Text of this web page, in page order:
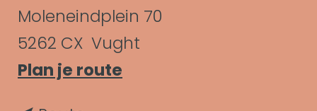
C
o
n
t
Moleneindplein 70
5262 CX Vught
Plan je route